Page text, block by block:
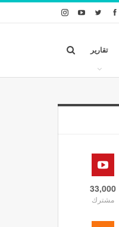
تقارير
33,000
مشترك